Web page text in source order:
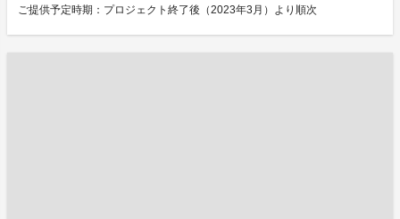
ご提供予定時期：プロジェクト終了後（2023年3月）より順次